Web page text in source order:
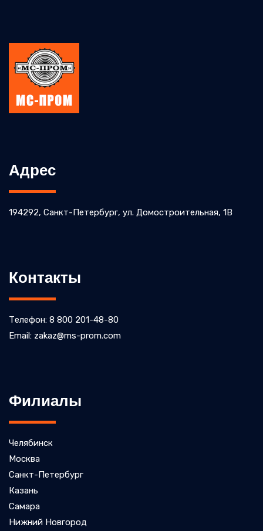
Адрес
194292, Санкт-Петербург, ул. Домостроительная, 1В
Контакты
Телефон: 8 800 201-48-80
Email: zakaz@ms-prom.com
Филиалы
Челябинск
Москва
Санкт-Петербург
Казань
Самара
Нижний Новгород